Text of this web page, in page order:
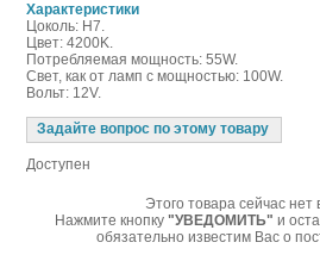
Характеристики
Цоколь: H7.
Цвет: 4200K.
Потребляемая мощность: 55W.
Свет, как от ламп с мощностью: 100W.
Вольт: 12V.
Задайте вопрос по этому товару
Доступен
Этого товара сейчас нет
Нажмите кнопку "УВЕДОМИТЬ" и
обязательно известим Вас о